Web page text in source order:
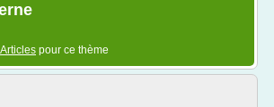
pour ce thème